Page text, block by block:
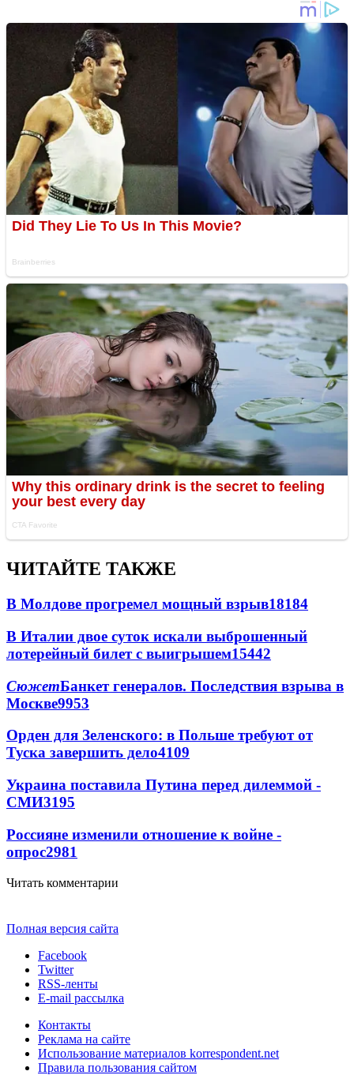
ЧИТАЙТЕ ТАКЖЕ
В Молдове прогремел мощный взрыв18184
В Италии двое суток искали выброшенный
лотерейный билет с выигрышем15442
СюжетБанкет генералов. Последствия взрыва в
Москве9953
Орден для Зеленского: в Польше требуют от
Туска завершить дело4109
Украина поставила Путина перед дилеммой -
СМИ3195
Россияне изменили отношение к войне -
опрос2981
Читать комментарии
Полная версия сайта
Facebook
Twitter
RSS-ленты
E-mail рассылка
Контакты
Реклама на сайте
Использование материалов korrespondent.net
Правила пользования сайтом